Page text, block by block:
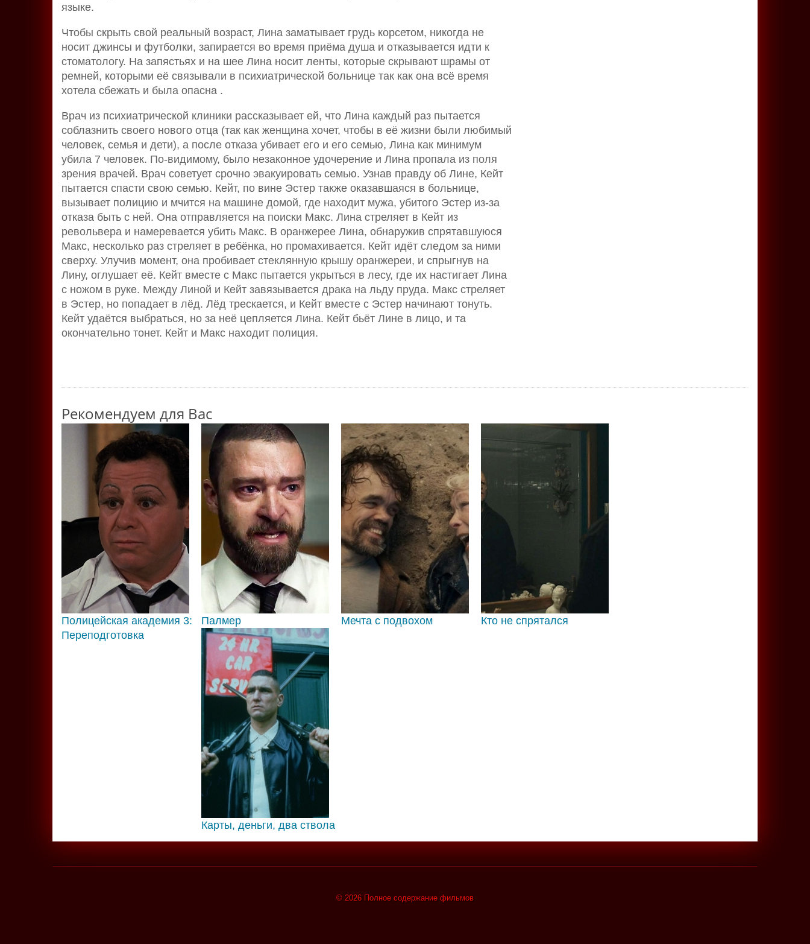
языке.
Чтобы скрыть свой реальный возраст, Лина заматывает грудь корсетом, никогда не
носит джинсы и футболки, запирается во время приёма душа и отказывается идти к
стоматологу. На запястьях и на шее Лина носит ленты, которые скрывают шрамы от
ремней, которыми её связывали в психиатрической больнице так как она всё время
хотела сбежать и была опасна .
Врач из психиатрической клиники рассказывает ей, что Лина каждый раз пытается
соблазнить своего нового отца (так как женщина хочет, чтобы в её жизни были любимый
человек, семья и дети), а после отказа убивает его и его семью, Лина как минимум
убила 7 человек. По-видимому, было незаконное удочерение и Лина пропала из поля
зрения врачей. Врач советует срочно эвакуировать семью. Узнав правду об Лине, Кейт
пытается спасти свою семью. Кейт, по вине Эстер также оказавшаяся в больнице,
вызывает полицию и мчится на машине домой, где находит мужа, убитого Эстер из-за
отказа быть с ней. Она отправляется на поиски Макс. Лина стреляет в Кейт из
револьвера и намеревается убить Макс. В оранжерее Лина, обнаружив спрятавшуюся
Макс, несколько раз стреляет в ребёнка, но промахивается. Кейт идёт следом за ними
сверху. Улучив момент, она пробивает стеклянную крышу оранжереи, и спрыгнув на
Лину, оглушает её. Кейт вместе с Макс пытается укрыться в лесу, где их настигает Лина
с ножом в руке. Между Линой и Кейт завязывается драка на льду пруда. Макс стреляет
в Эстер, но попадает в лёд. Лёд трескается, и Кейт вместе с Эстер начинают тонуть.
Кейт удаётся выбраться, но за неё цепляется Лина. Кейт бьёт Лине в лицо, и та
окончательно тонет. Кейт и Макс находит полиция.
Рекомендуем для Вас
Полицейская академия 3:
Переподготовка
Палмер Мечта с подвохом Кто не спрятался
Карты, деньги, два ствола
© 2026 Полное содержание фильмов